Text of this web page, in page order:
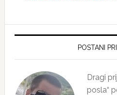
Primary
POSTANI
Dragi
posla“